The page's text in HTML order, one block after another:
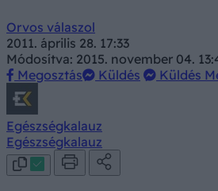
Orvos válaszol
2011. április 28. 17:33
Módosítva: 2015. november 04.
Megosztás
Küldés Küldés
Egészségkalauz
Egészségkalauz